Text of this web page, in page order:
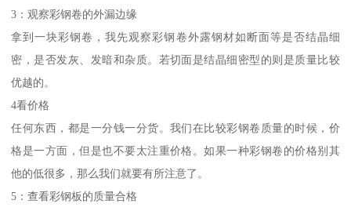
3：观察彩钢卷的外漏边缘
拿到一块彩钢卷，我先观察彩钢卷外露钢材如断面等是否结晶细
密，是否发灰、发暗和杂质。若切面是结晶细密型的则是质量比较
优越的。
4看价格
任何东西，都是一分钱一分货。我们在比较彩钢卷质量的时候，价
格是一方面，但是也不要太注重价格。如果一种彩钢卷的价格别其
他的低很多，那么我们就要有所注意了。
5：查看彩钢板的质量合格